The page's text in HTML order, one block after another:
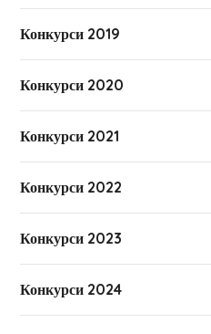
Конкурси 2019
Конкурси 2020
Конкурси 2021
Конкурси 2022
Конкурси 2023
Конкурси 2024